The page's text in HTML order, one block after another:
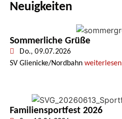
Neuigkeiten
Sommerliche Grüße
Do., 09.07.2026
SV Glienicke/Nordbahn weiterlesen
Familiensportfest 2026